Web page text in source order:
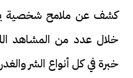
كشف عن ملامح شخصية
خلال عدد من المشاهد
خبرة في كل أنواع الشر